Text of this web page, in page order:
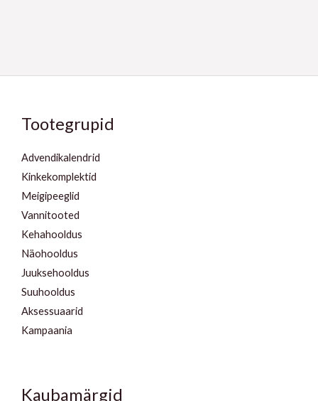
Tootegrupid
Advendikalendrid
Kinkekomplektid
Meigipeeglid
Vannitooted
Kehahooldus
Näohooldus
Juuksehooldus
Suuhooldus
Aksessuaarid
Kampaania
Kaubamärgid